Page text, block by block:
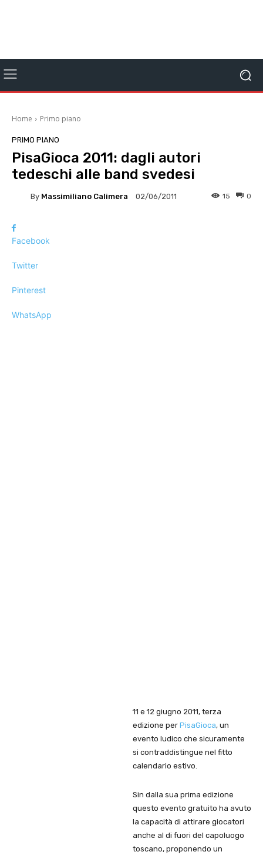
Home Primo piano
PRIMO PIANO
PisaGioca 2011: dagli autori
tedeschi alle band svedesi
By Massimiliano Calimera 02/06/2011 0
15
Facebook
Twitter
Pinterest
WhatsApp
11 e 12 giugno 2011, terza
edizione per PisaGioca, un
evento ludico che sicuramente
si contraddistingue nel fitto
calendario estivo.
Sin dalla sua prima edizione
questo evento gratuito ha avuto
la capacità di attirare giocatori
anche al di fuori del capoluogo
toscano, proponendo un